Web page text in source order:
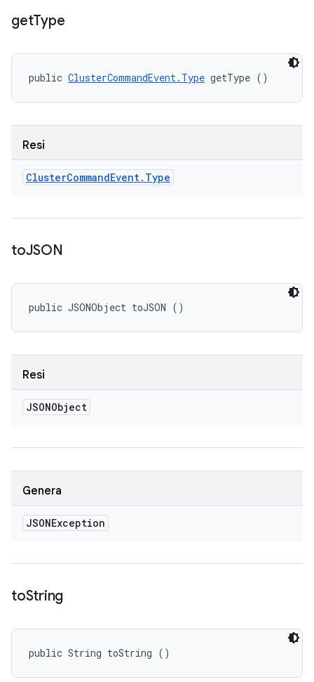
getType
public ClusterCommandEvent.Type getType ()
Resi
ClusterCommandEvent. Type
toJSON
public JSONObject toJSON ()
Resi
JSONObject
Genera
JSONException
toString
public String toString ()